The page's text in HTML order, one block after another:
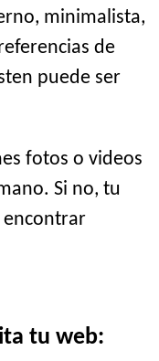
minimalista,
de
puede ser
fotos o videos
Si no, tu
encontrar
tu web: